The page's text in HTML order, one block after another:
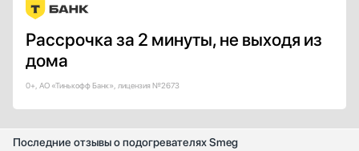
Рассрочка за 2 минуты, не выходя из
дома
0+, АО «Тинькофф Банк», лицензия №2673
Последние отзывы о подогревателях Smeg